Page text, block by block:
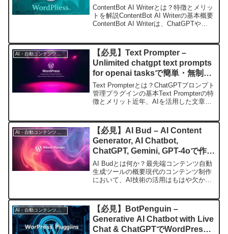
法とは？
ContentBot AI Writerとは？特徴とメリッ
トを解説ContentBot AI Writerの基本概要
ContentBot AI Writerは、ChatGPTや
AI・自動コンテンツ生成
【必見】Text Prompter –
Unlimited chatgpt text prompts
for openai tasksで簡単・無制限
にChatGPTプロンプトを管理す
る方法
Text Prompterとは？ChatGPTプロンプト
管理プラグインの基本Text Prompterの特
徴とメリット近年、AIを活用した文章生
トを効果的に活用する...
【必見】AI Bud – AI Content
Generator, AI Chatbot,
ChatGPT, Gemini, GPT-4oで作る
最先端コンテンツ自動生成ツール
の全貌！
AI Budとは何か？最先端コンテンツ自動
生成ツールの概要現代のコンテンツ制作
において、AI技術の活用はもはや欠かせ
現するツールとして注目されているのが
「AI ...
AI・自動コンテンツ生成
【必見】BotPenguin –
Generative AI Chatbot with Live
Chat & ChatGPTでWordPress